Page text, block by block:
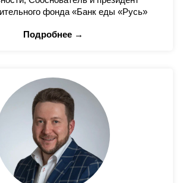
фонда «Банк еды «Русь»
Подробнее →